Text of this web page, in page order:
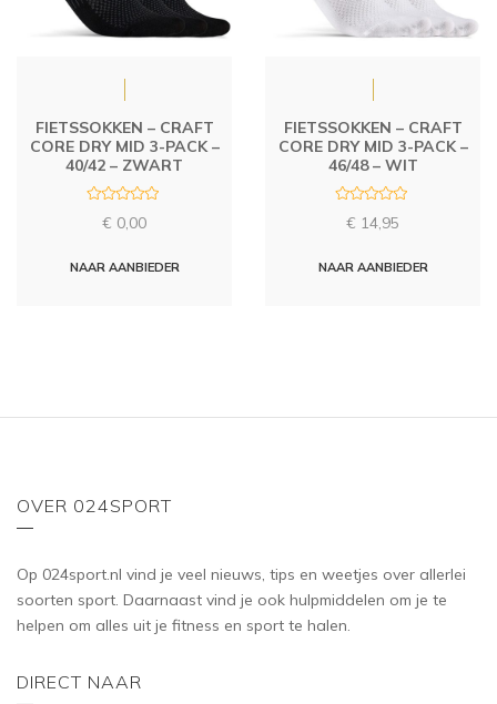
FIETSSOKKEN – CRAFT
CORE DRY MID 3-PACK –
40/42 – ZWART
d
€ 0,00
NAAR AANBIEDER
FIETSSOKKEN – CRAFT
CORE DRY MID 3-PACK –
46/48 – WIT
d
€ 14,95
NAAR AANBIEDER
OVER 024SPORT
Op 024sport.nl vind je veel nieuws, tips en weetjes over allerlei
soorten sport. Daarnaast vind je ook hulpmiddelen om je te
helpen om alles uit je fitness en sport te halen.
DIRECT NAAR